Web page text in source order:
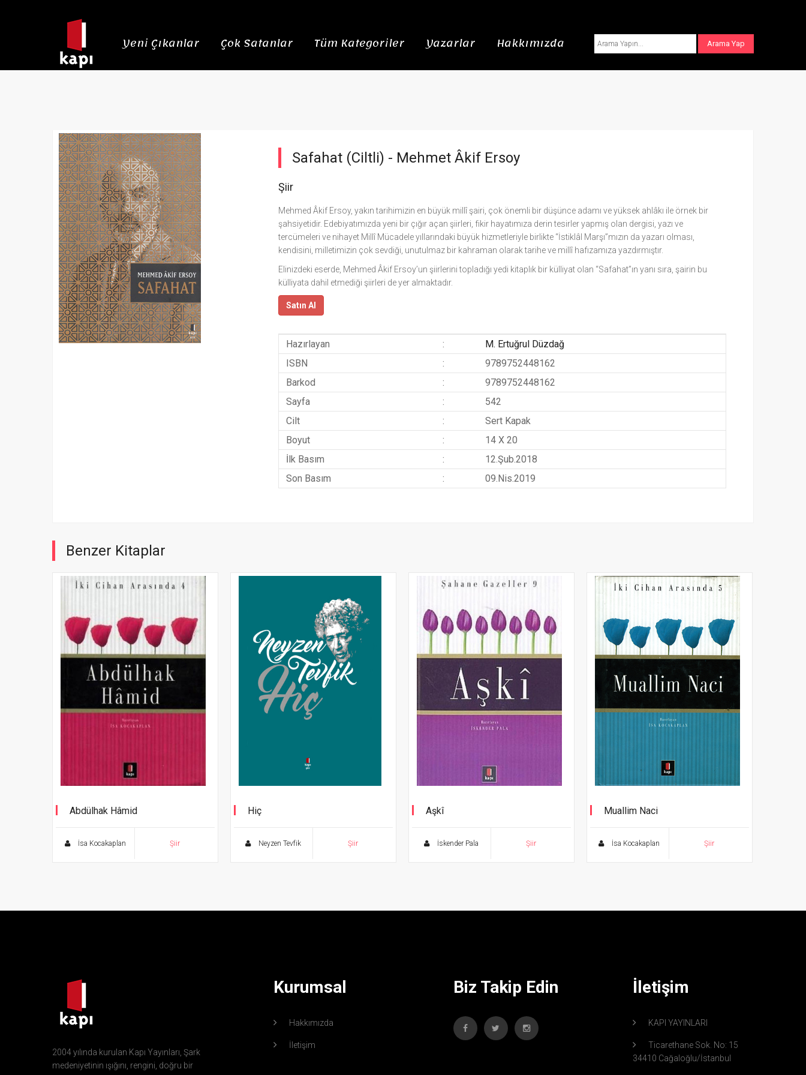
Yeni Çıkanlar Çok Satanlar Tüm Kategoriler Yazarlar Hakkımızda
Safahat (Ciltli) - Mehmet Âkif Ersoy
Şiir
Mehmed Âkif Ersoy, yakın tarihimizin en büyük millî şairi, çok önemli bir düşünce adamı ve yüksek ahlâkı ile örnek bir
şahsiyetidir. Edebiyatımızda yeni bir çığır açan şiirleri, fikir hayatımıza derin tesirler yapmış olan dergisi, yazı ve
tercümeleri ve nihayet Millî Mücadele yıllarındaki büyük hizmetleriyle birlikte “İstiklâl Marşı”mızın da yazarı olması,
kendisini, milletimizin çok sevdiği, unutulmaz bir kahraman olarak tarihe ve millî hafızamıza yazdırmıştır.
Elinizdeki eserde, Mehmed Âkif Ersoy’un şiirlerini topladığı yedi kitaplık bir külliyat olan “Safahat”ın yanı sıra, şairin bu
külliyata dahil etmediği şiirleri de yer almaktadır.
Satın Al
Hazırlayan :
M. Ertuğrul Düzdağ
ISBN
:
9789752448162
Barkod
:
9789752448162
Sayfa
:
542
Cilt
:
Sert Kapak
Boyut
:
14 X 20
İlk Basım
:
12.Şub.2018
Son Basım
: 09.Nis.2019
Benzer Kitaplar
Abdülhak Hâmid
İsa Kocakaplan Şiir
Hiç
Neyzen Tevfik Şiir
Aşkî
İskender Pala Şiir
Muallim Naci
İsa Kocakaplan Şiir
2004 yılında kurulan Kapı Yayınları, Şark
medeniyetinin ışığını, rengini, doğru bir
Kurumsal
Hakkımızda
İletişim
Biz Takip Edin İletişim
KAPI YAYINLARI
Ticarethane Sok. No: 15
34410 Cağaloğlu/İstanbul